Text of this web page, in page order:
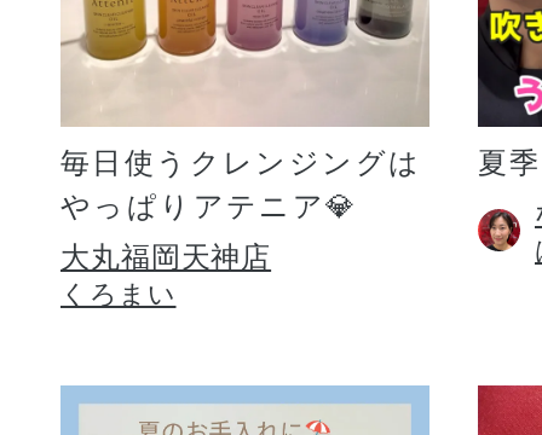
毎日使うクレンジングは
やっぱりアテニア💎
大丸福岡天神店
くろまい
夏